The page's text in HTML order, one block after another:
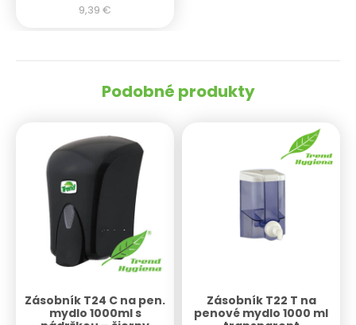
9,39 €
Podobné produkty
Zásobník T24 C na pen.
mydlo 1000ml s
Zásobník T22 T na
penové mydlo 1000 ml